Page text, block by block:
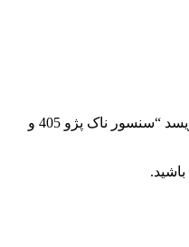
اولین کسی باشید که دیدگاهی می نویسد “سنسور ناک پژو 405 و
باشید.